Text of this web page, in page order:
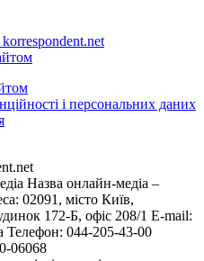
і персональних даних
Назва онлайн-медіа –
02091, місто Київ,
172-Б, офіс 208/1 E-mail:
Телефон: 044-205-43-00
06068